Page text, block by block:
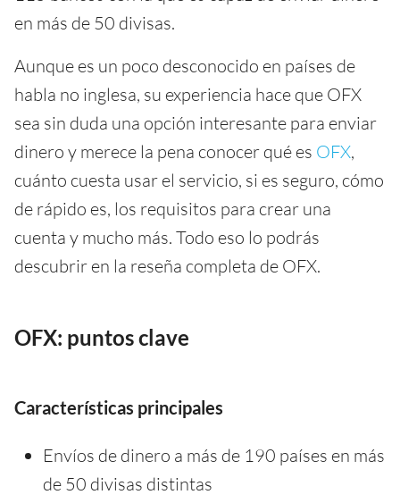
en más de 50 divisas.
Aunque es un poco desconocido en países de
habla no inglesa, su experiencia hace que OFX
sea sin duda una opción interesante para enviar
dinero y merece la pena conocer qué es OFX,
cuánto cuesta usar el servicio, si es seguro, cómo
de rápido es, los requisitos para crear una
cuenta y mucho más. Todo eso lo podrás
descubrir en la reseña completa de OFX.
OFX: puntos clave
Características principales
Envíos de dinero a más de 190 países en más
de 50 divisas distintas